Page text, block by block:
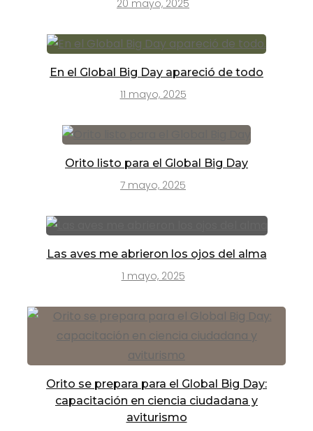
20 mayo, 2025
En el Global Big Day apareció de todo
11 mayo, 2025
Orito listo para el Global Big Day
7 mayo, 2025
Las aves me abrieron los ojos del alma
1 mayo, 2025
Orito se prepara para el Global Big Day:
capacitación en ciencia ciudadana y
aviturismo